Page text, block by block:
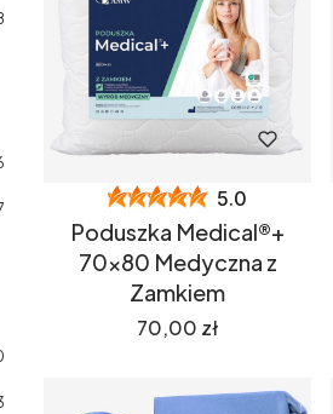
5.0
Poduszka Medical®+
70x80 Medyczna z
Zamkiem
Cena
70,00 zł